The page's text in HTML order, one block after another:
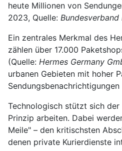
heute Millionen von
2023, Quelle:
Ein zentrales Merkmal des
zählen über 17.000
(Quelle: Hermes Germany
urbanen Gebieten mit hoher
Technologisch stützt sich
Prinzip arbeiten. Dabei
Meile" – den kritischsten
denen private Kurierdienste